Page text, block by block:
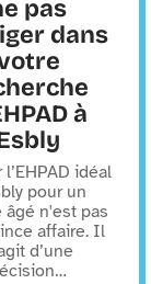
pas
dans
à
l’EHPAD idéal
pour un
âgé n'est pas
affaire. Il
d’une
…